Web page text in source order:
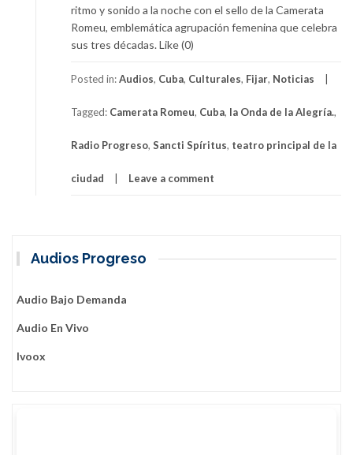
ritmo y sonido a la noche con el sello de la Camerata
Romeu, emblemática agrupación femenina que celebra
sus tres décadas. Like (0)
Posted in:Audios, Cuba, Culturales, Fijar, Noticias
Tagged: Camerata Romeu, Cuba, la Onda de la Alegría.,
Radio Progreso, Sancti Spíritus, teatro principal de la
ciudad Leave a comment
Audios Progreso
Audio Bajo Demanda
Audio En Vivo
Ivoox